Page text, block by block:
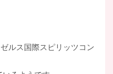
ルス国際スピリッツコン